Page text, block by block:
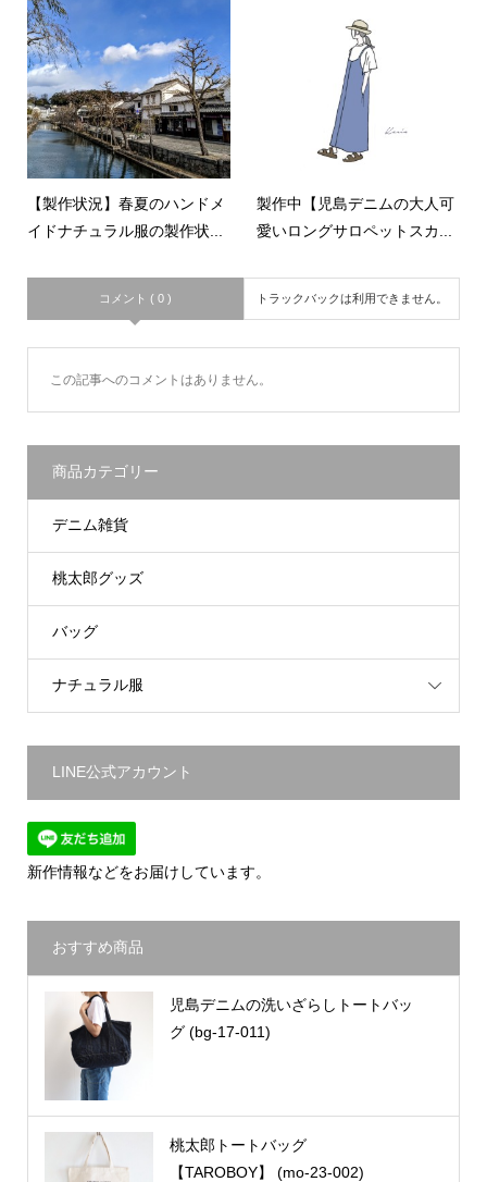
【製作状況】春夏のハンドメ
イドナチュラル服の製作状...
製作中【児島デニムの大人可
愛いロングサロペットスカ...
コメント ( 0 ) トラックバックは利用できません。
この記事へのコメントはありません。
商品カテゴリー
デニム雑貨
桃太郎グッズ
バッグ
ナチュラル服
LINE公式アカウント
新作情報などをお届けしています。
おすすめ商品
児島デニムの洗いざらしトートバッ
グ (bg-17-011)
桃太郎トートバッグ
【TAROBOY】 (mo-23-002)